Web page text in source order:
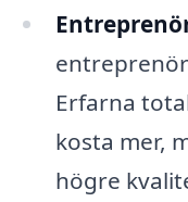
Erfarna
kosta mer,
högre